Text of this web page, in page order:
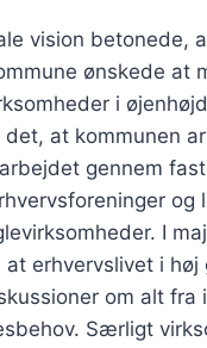
vision betonede,
ønskede at
i
at kommunen
gennem
og
I
erhvervslivet i høj
om alt fra
Særligt